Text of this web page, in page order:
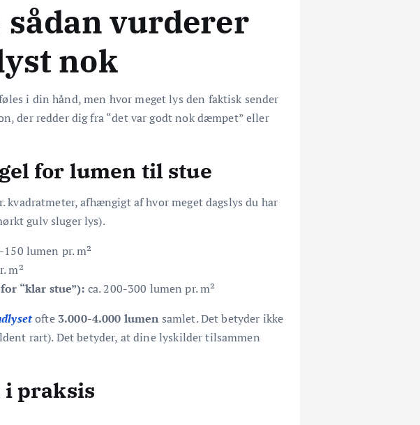
vurderer
nok
i din hånd, men hvor meget lys den faktisk sender
der redder dig fra “det var godt nok dæmpet” eller
for lumen til stue
afhængigt af hvor meget dagslys du har
gulv sluger lys).
lumen pr. m²
m²
“klar stue”): ca. 200-300 lumen pr. m²
ofte 3.000-4.000 lumen samlet. Det betyder ikke
rart). Det betyder, at dine lyskilder tilsammen
i praksis